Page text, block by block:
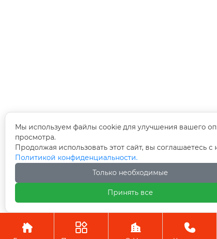
   
Мы используем файлы cookie для улучшения вашего
просмотра.
Продолжая использовать этот сайт, вы соглашаетесь
Политикой конфиденциальности.
Только необходимые
Принять все